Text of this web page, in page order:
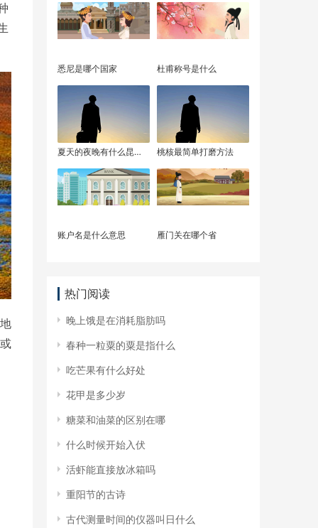
​悉尼是哪个国家 ​杜甫称号是什么
​夏天的夜晚有什么昆虫
​桃核最简单打磨方法
​账户名是什么意思 ​雁门关在哪个省
热门阅读
​晚上饿是在消耗脂肪吗
​春种一粒粟的粟是指什么
​吃芒果有什么好处
​花甲是多少岁
​糖菜和油菜的区别在哪
​什么时候开始入伏
​活虾能直接放冰箱吗
​重阳节的古诗
​古代测量时间的仪器叫日什么